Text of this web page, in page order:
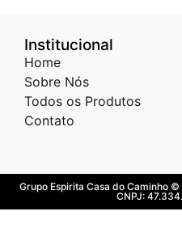
Institucional
Home
Sobre Nós
Todos os Produtos
Contato
Grupo Espirita Casa do Caminho
CNPJ: